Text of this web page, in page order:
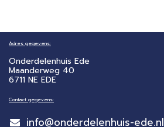
Adres gegevens:
Onderdelenhuis Ede
Maanderweg 40
6711 NE EDE
Contact gegevens:
info@onderdelenhuis-ede.nl